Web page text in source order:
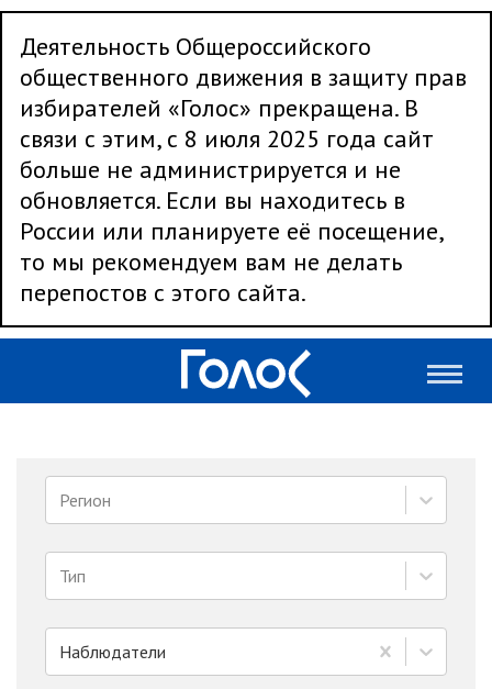
Деятельность Общероссийского
общественного движения в защиту прав
избирателей «Голос» прекращена. В
связи с этим, с 8 июля 2025 года сайт
больше не администрируется и не
обновляется. Если вы находитесь в
России или планируете её посещение,
то мы рекомендуем вам не делать
перепостов с этого сайта.
Регион
Тип
Наблюдатели